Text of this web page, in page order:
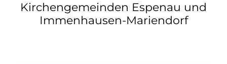
Kirchengemeinden Espenau und
Immenhausen-Mariendorf